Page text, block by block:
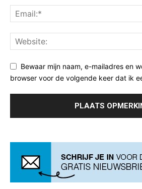
Bewaar mijn naam, e-mailadres en
browser voor de volgende keer dat ik